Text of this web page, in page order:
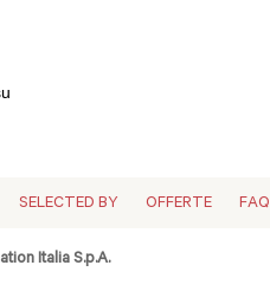
SELECTED BY OFFERTE FAQ
Italia S.p.A.